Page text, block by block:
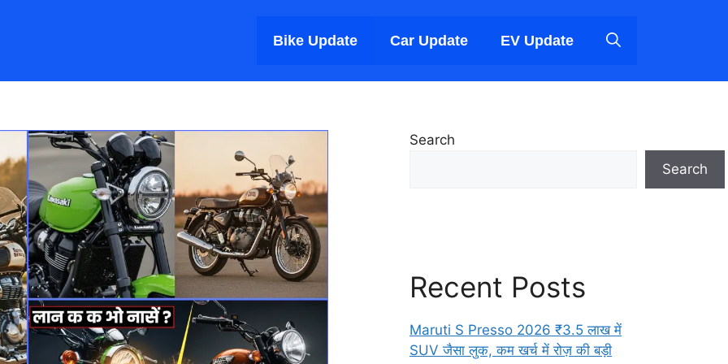
Bike Update Car Update EV Update
Search
Search
Recent Posts
Maruti S Presso 2026 ₹3.5 लाख में
SUV जैसा लुक, कम खर्च में रोज़ की बड़ी